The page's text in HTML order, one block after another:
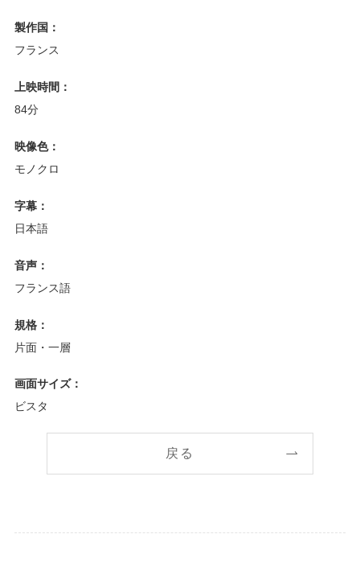
製作国：
フランス
上映時間：
84分
映像色：
モノクロ
字幕：
日本語
音声：
フランス語
規格：
片面・一層
画面サイズ：
ビスタ
戻る